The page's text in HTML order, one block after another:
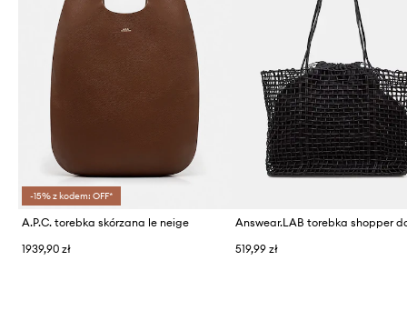
-15% z kodem: OFF*
A.P.C. torebka skórzana le neige
1939,90 zł
519,99 zł